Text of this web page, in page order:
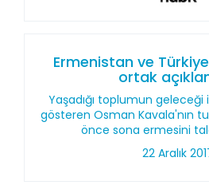
Ermenistan ve
ortak
Yaşadığı toplumun geleceği
gösteren Osman Kavala'nın
önce sona ermesini
22 Aralık